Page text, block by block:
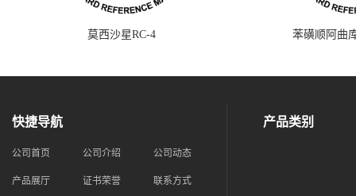
莫西沙星RC-4 苯磺顺阿曲
快捷导航
公司首页 公司介绍 公司动态
产品展厅 证书荣誉 联系方式
产品类别